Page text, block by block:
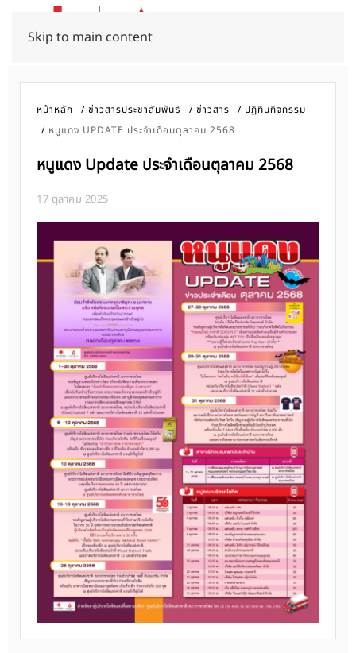
Skip to main content
หน้าหลัก ข่าวสารประชาสัมพันธ์ ข่าวสาร
ปฏิทินกิจกรรม
หนูแดง UPDATE ประจำเดือนตุลาคม 2568
หนูแดง Update ประจำเดือนตุลาคม 2568
17 ตุลาคม 2025